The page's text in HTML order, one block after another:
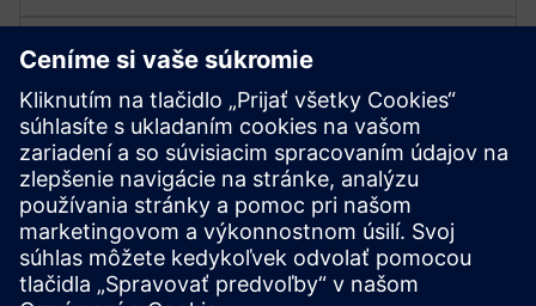
Flexibilné zapojenie a
konfigurácia
Obsahuje pohodlné funkcie zapojenia, ako sú
indikátory dĺžky pruhu a široké možnosti pomocného
kontaktu na zjednodušenie inštalácie a prispôsobenia.